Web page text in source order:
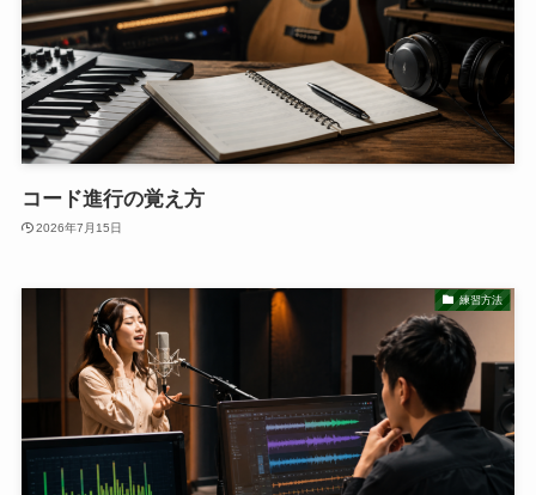
コード進行の覚え方
2026年7月15日
練習方法